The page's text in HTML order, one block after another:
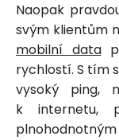
Naopak
svým klientům
mobilní data
rychlostí. S tím
vysoký ping,
k internetu,